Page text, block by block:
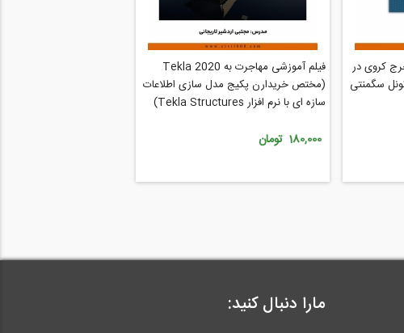
کروی در
سگمنتی
فیلم آموزشی مهاجرت به Tekla 2020
(مختص خریدارن پکیج مدل سازی اطلاعات
سازه ای با نرم افزار Tekla Structures)
180,000 تومان
مارا دنبال کنید: